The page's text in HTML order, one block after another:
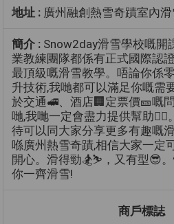
地址 : 廣州融創熱雪奇蹟室內
簡介 : Snow2day滑雪學校嘅開
業教練團隊都係有正式國際認
最頂級嘅滑雪教學。唔論你係
升技術,我哋都可以滿足你嘅需
於交通🚅、酒店🏢定票價🎫嘅
哋,我哋一定會盡力提供幫助
待可以同大家分享更多有趣嘅
喺廣州熱雪奇蹟,相信大家一定
開心。滑得勁🏂⛷️，又有型😎
你一齊滑雪!
商戶標誌